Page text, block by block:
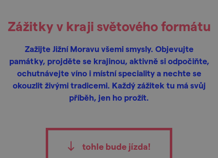
Zážitky v kraji světového formátu
Zažijte Jižní Moravu všemi smysly. Objevujte
památky, projděte se krajinou, aktivně si odpočiňte,
ochutnávejte víno i místní speciality a nechte se
okouzlit živými tradicemi. Každý zážitek tu má svůj
příběh, jen ho prožít.
tohle bude jízda!